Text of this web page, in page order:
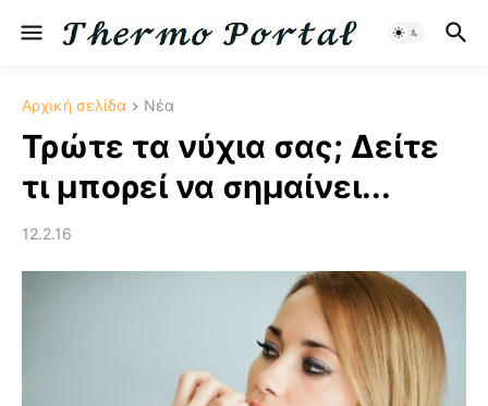
Αρχική σελίδα Νέα
Τρώτε τα νύχια σας; Δείτε
τι μπορεί να σημαίνει...
12.2.16